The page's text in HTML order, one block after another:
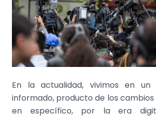
En la actualidad, vivimos en un
informado, producto de los
en específico, por la era